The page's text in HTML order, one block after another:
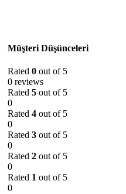
Müşteri Düşünceleri
Rated 0 out of 5
0 reviews
Rated 5 out of 5
0
Rated 4 out of 5
0
Rated 3 out of 5
0
Rated 2 out of 5
0
Rated 1 out of 5
0